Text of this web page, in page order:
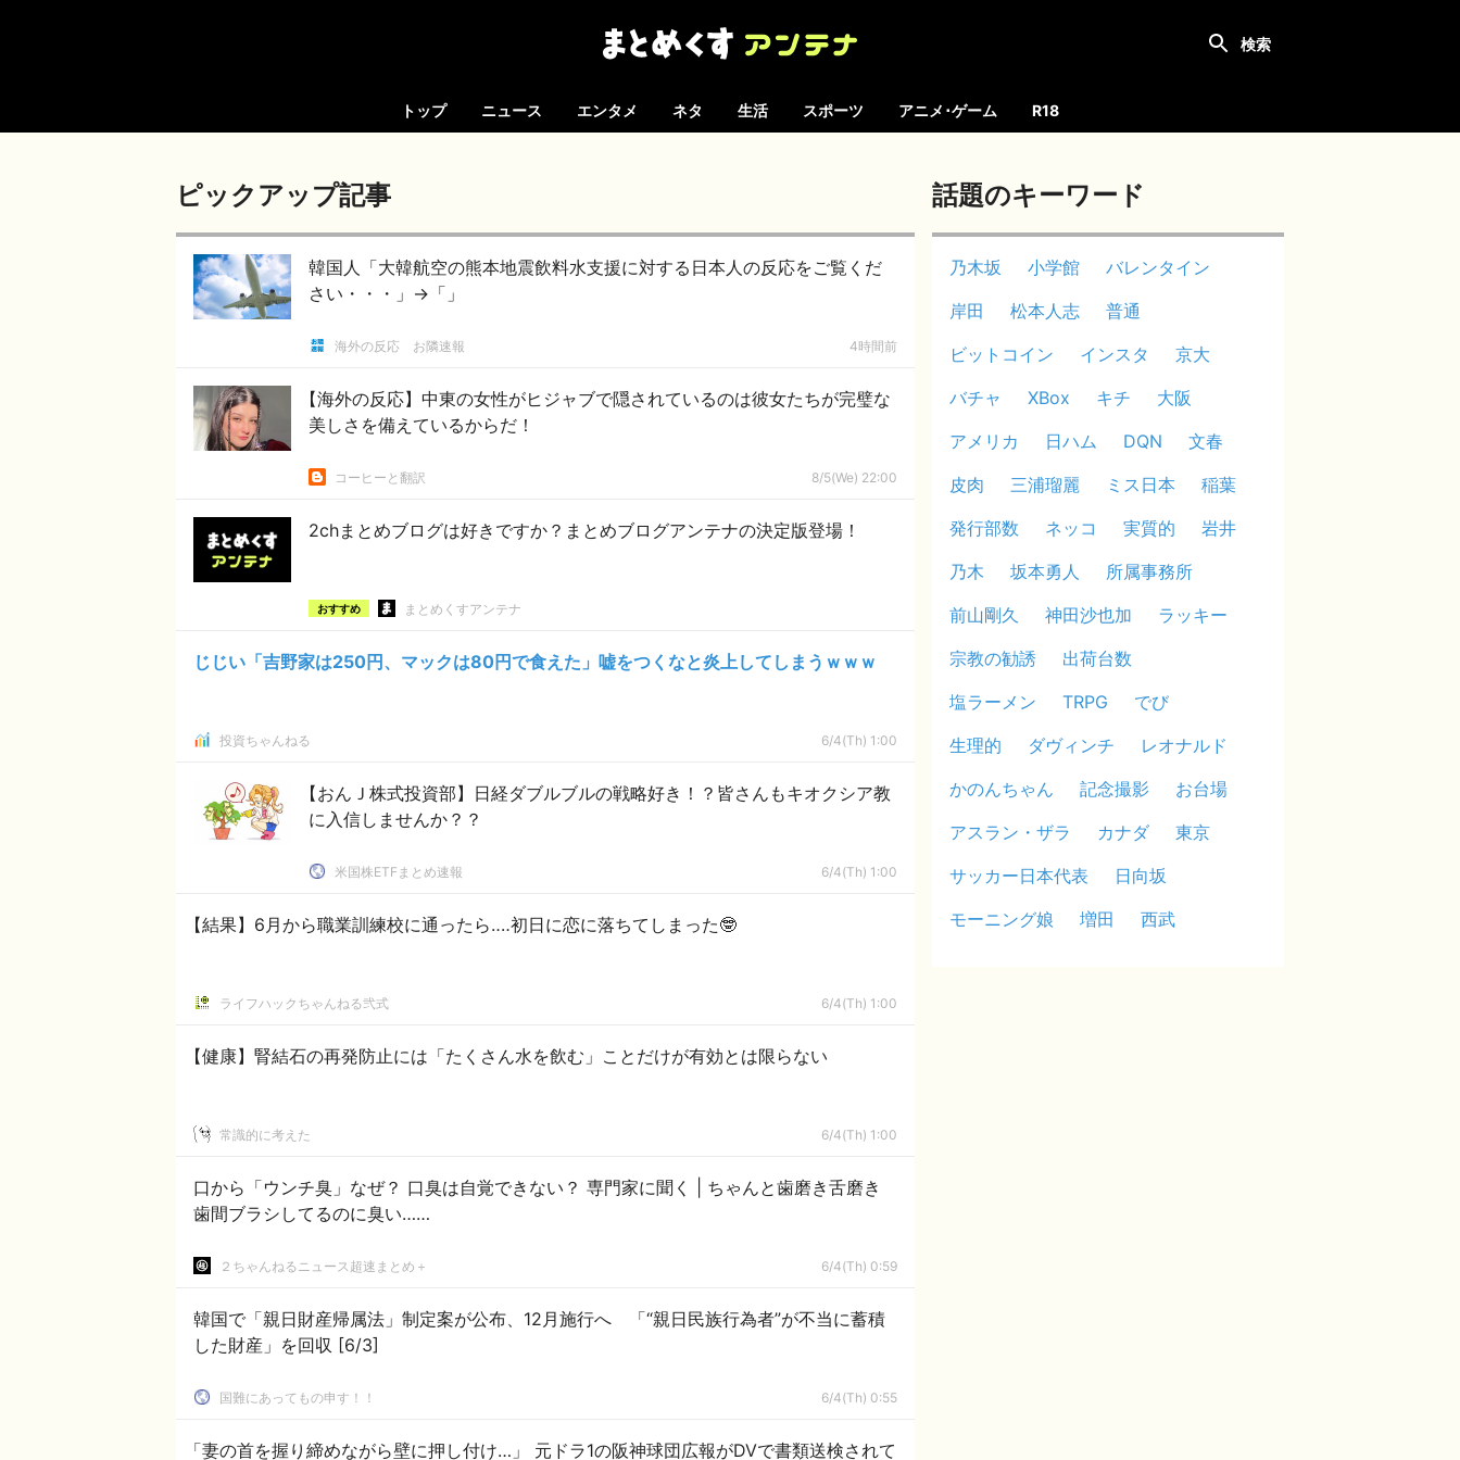
トップ ニュース エンタメ ネタ 生活 スポーツ アニメ･ゲーム R18
ピックアップ記事
韓国人「大韓航空の熊本地震飲料水支援に対する日本人の反応をご覧くだ
さい・・・」→「」
海外の反応 お隣速報 4時間前
【海外の反応】中東の女性がヒジャブで隠されているのは彼女たちが完璧な
美しさを備えているからだ！
コーヒーと翻訳 8/5(We) 22:00
2chまとめブログは好きですか？まとめブログアンテナの決定版登場！
おすすめ まとめくすアンテナ
じじい「吉野家は250円、マックは80円で食えた」嘘をつくなと炎上してしまうｗｗｗ
投資ちゃんねる 6/4(Th) 1:00
【おんＪ株式投資部】日経ダブルブルの戦略好き！？皆さんもキオクシア教
に入信しませんか？？
米国株ETFまとめ速報 6/4(Th) 1:00
【結果】6月から職業訓練校に通ったら‥‥初日に恋に落ちてしまった🤓
ライフハックちゃんねる弐式 6/4(Th) 1:00
【健康】腎結石の再発防止には「たくさん水を飲む」ことだけが有効とは限らない
常識的に考えた 6/4(Th) 1:00
口から「ウンチ臭」なぜ？ 口臭は自覚できない？ 専門家に聞く | ちゃんと歯磨き舌磨き
歯間ブラシしてるのに臭い……
２ちゃんねるニュース超速まとめ＋ 6/4(Th) 0:59
韓国で「親日財産帰属法」制定案が公布、12月施行へ 「“親日民族行為者”が不当に蓄積
した財産」を回収 [6/3]
国難にあってもの申す！！ 6/4(Th) 0:55
「妻の首を握り締めながら壁に押し付け…」 元ドラ1の阪神球団広報がDVで書類送検されて
話題のキーワード
乃木坂 小学館
バレンタイン
岸田
松本人志
普通
ビットコイン
インスタ
京大
バチャ
XBox キチ
大阪
アメリカ
日ハム DQN
文春
皮肉
三浦瑠麗 ミス日本
稲葉
発行部数
ネッコ 実質的
岩井
乃木
坂本勇人
所属事務所
前山剛久
神田沙也加
ラッキー
宗教の勧誘
出荷台数
塩ラーメン
TRPG
でび
生理的
ダヴィンチ
レオナルド
かのんちゃん
記念撮影
お台場
アスラン・ザラ
カナダ
東京
サッカー日本代表
日向坂
モーニング娘
増田 西武